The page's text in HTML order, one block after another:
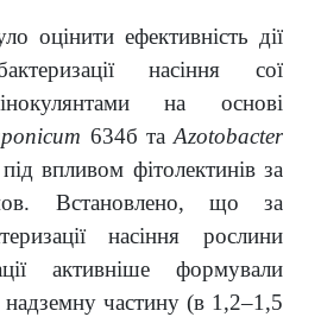
оцінити ефективність дії
насіння сої
на основі
634б таAzotobacter
впливом фітолектинів за
Встановлено, що за
насіння рослини
активніше формували
надземну частину (в 1,2–1,5